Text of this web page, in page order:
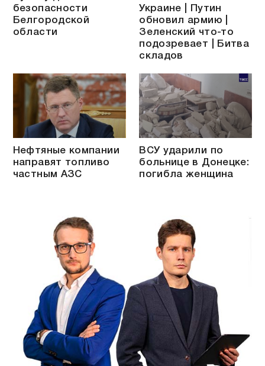
безопасности
Белгородской
области
Украине | Путин
обновил армию |
Зеленский что-то
подозревает | Битва
складов
Нефтяные компании
направят топливо
частным АЗС
ВСУ ударили по
больнице в Донецке:
погибла женщина